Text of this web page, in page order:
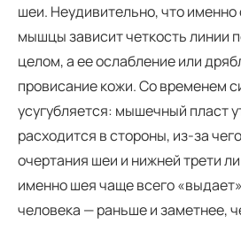
шеи. Неудивительно, что именно
мышцы зависит четкость линии
целом, а ее ослабление или
провисание кожи. Со временем
усугубляется: мышечный пласт
расходится в стороны, из-за
очертания шеи и нижней трети
именно шея чаще всего
человека — раньше и заметнее,